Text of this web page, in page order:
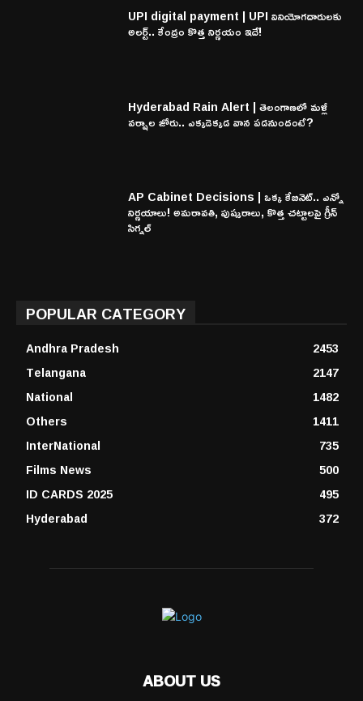
UPI digital payment | UPI వినియోగదారులకు
అలర్ట్.. కేంద్రం కొత్త నిర్ణయం ఇదే!
Hyderabad Rain Alert | తెలంగాణలో మళ్లీ
వర్షాల జోరు.. ఎక్కడెక్కడ వాన పడనుందంటే?
AP Cabinet Decisions | ఒక్క కేబినెట్.. ఎన్నో
నిర్ణయాలు! అమరావతి, పుష్కరాలు, కొత్త చట్టాలపై గ్రీన్
సిగ్నల్
POPULAR CATEGORY
Andhra Pradesh
2453
Telangana
2147
National
1482
Others
1411
InterNational
735
Films News
500
ID CARDS 2025
495
Hyderabad
372
ABOUT US